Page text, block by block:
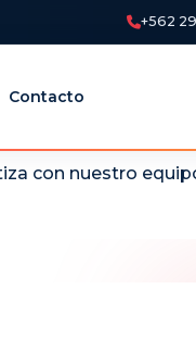
+562
Contacto
con nuestro